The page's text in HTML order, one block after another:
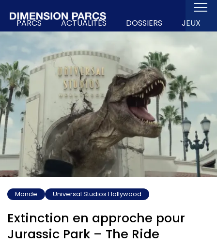
PARCS ACTUALITÉS DOSSIERS JEUX
Monde Universal Studios Hollywood
Extinction en approche pour
Jurassic Park – The Ride